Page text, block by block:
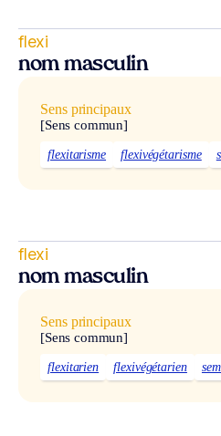
flexi
nom masculin
Sens principaux
[Sens commun]
flexitarisme flexivégétarisme
flexi
nom masculin
Sens principaux
[Sens commun]
flexitarien flexivégétarien